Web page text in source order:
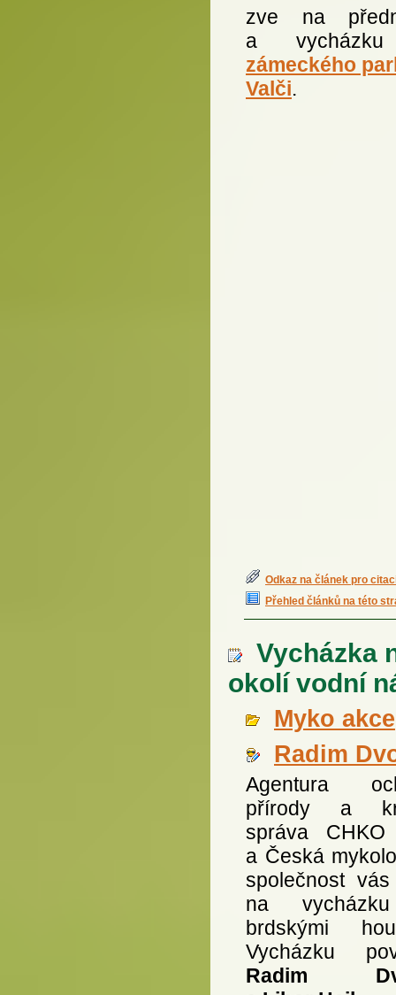
zve na
a
zámeckého
Valči.
Odkaz na článek pro
Přehled článků na této
Vycházka
okolí vodní
Myko akce
Radim
Agentura
přírody a
správa CHKO
a Česká
společnost
na
brdskými
Vycházku
Radim